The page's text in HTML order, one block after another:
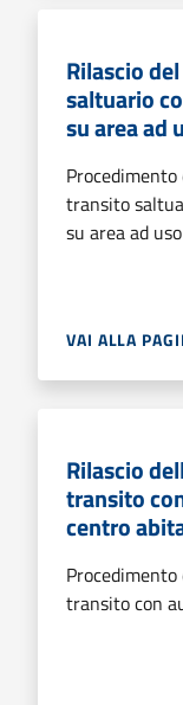
Rilascio
saltuario
su area ad
transito
su area ad
VAI ALLA
Rilascio
transito
centro
transito con